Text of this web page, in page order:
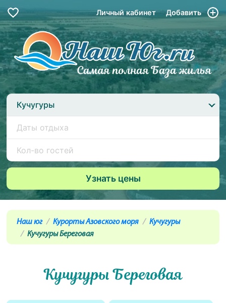
Личный кабинет Добавить
Кучугуры
Наш юг Курорты Азовского моря
Кучугуры
Кучугуры Береговая
Кучугуры Береговая